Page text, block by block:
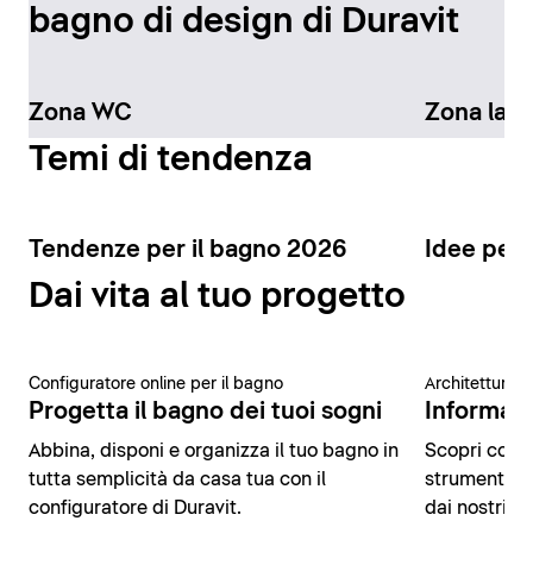
Scopri di più
bagno di design di Duravit
Zona WC Zona
Temi di tendenza
Tendenze per il bagno 2026 Idee per
Dai vita al tuo progetto
Configuratore online per il bagno
Progetta il bagno dei tuoi sogni
Abbina, disponi e organizza il tuo bagno in
tutta semplicità da casa tua con il
configuratore di Duravit.
Architettura
Scopri
strumenti
dai nostri